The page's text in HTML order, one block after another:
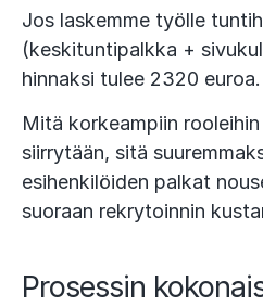
Jos laskemme työlle
(keskituntipalkka +
hinnaksi tulee 2320 euroa.
Mitä korkeampiin
siirrytään, sitä
esihenkilöiden palkat
suoraan rekrytoinnin
Prosessin